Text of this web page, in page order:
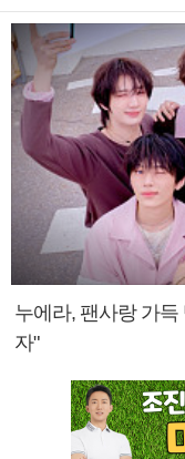
누에라, 팬사랑 가
자"